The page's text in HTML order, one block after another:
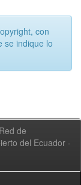
con
se indique lo
de
del Ecuador -